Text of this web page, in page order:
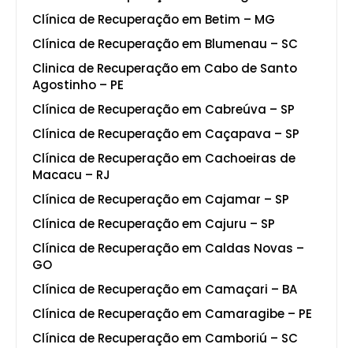
Clínica de Recuperação em Betim – MG
Clínica de Recuperação em Blumenau – SC
Clinica de Recuperação em Cabo de Santo
Agostinho – PE
Clínica de Recuperação em Cabreúva – SP
Clínica de Recuperação em Caçapava – SP
Clínica de Recuperação em Cachoeiras de
Macacu – RJ
Clínica de Recuperação em Cajamar – SP
Clínica de Recuperação em Cajuru – SP
Clínica de Recuperação em Caldas Novas –
GO
Clínica de Recuperação em Camaçari – BA
Clínica de Recuperação em Camaragibe – PE
Clínica de Recuperação em Camboriú – SC